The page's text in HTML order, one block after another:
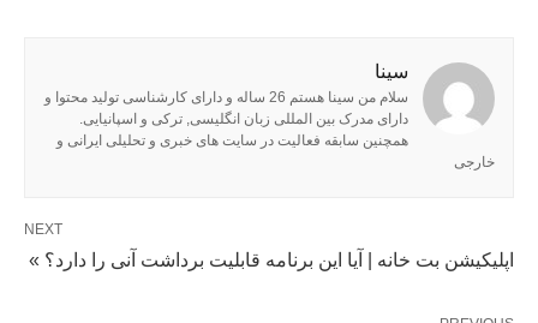
سینا
سلام من سینا هستم 26 ساله و دارای کارشناسی تولید محتوا و
دارای مدرک بین المللی زبان انگلیسی, ترکی و اسپانیایی.
همچنین سابقه فعالیت در سایت های خبری و تحلیلی ایرانی و
خارجی
NEXT
اپلیکیشن بت خانه | آیا این برنامه قابلیت برداشت آنی را دارد؟ »